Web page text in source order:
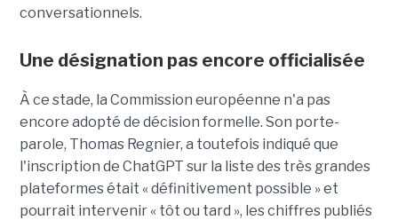
conversationnels.
Une désignation pas encore officialisée
À ce stade, la Commission européenne n'a pas
encore adopté de décision formelle. Son porte-
parole, Thomas Regnier, a toutefois indiqué que
l'inscription de ChatGPT sur la liste des très grandes
plateformes était « définitivement possible » et
pourrait intervenir « tôt ou tard », les chiffres publiés